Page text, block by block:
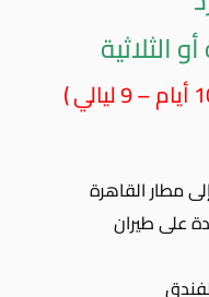
الثلاثية
مطار القاهرة
على طيران